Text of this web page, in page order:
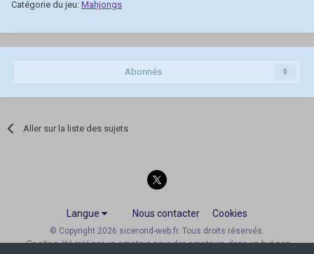
Catégorie du jeu: Mahjongs
Abonnés 0
Aller sur la liste des sujets
Langue Nous contacter Cookies
© Copyright 2026 sicerond-web.fr. Tous droits réservés.
Ce site a été créé par un amateur, pour des amateurs, dans un but non